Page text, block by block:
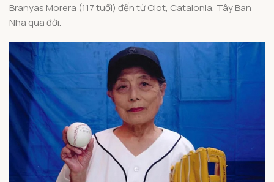
Branyas Morera (117 tuổi) đến từ Olot, Catalonia, Tây Ban
Nha qua đời.